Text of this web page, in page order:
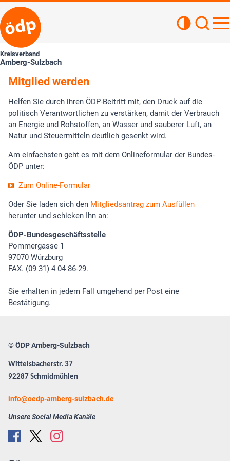
Kreisverband
Amberg-Sulzbach
Mitglied werden
Helfen Sie durch ihren ÖDP-Beitritt mit, den Druck auf die
politisch Verantwortlichen zu verstärken, damit der Verbrauch
an Energie und Rohstoffen, an Wasser und sauberer Luft, an
Natur und Steuermitteln deutlich gesenkt wird.
Am einfachsten geht es mit dem Onlineformular der Bundes-
ÖDP unter:
Zum Online-Formular
Oder Sie laden sich den Mitgliedsantrag zum Ausfüllen
herunter und schicken Ihn an:
ÖDP-Bundesgeschäftsstelle
Pommergasse 1
97070 Würzburg
FAX. (09 31) 4 04 86-29.
Sie erhalten in jedem Fall umgehend per Post eine
Bestätigung.
© ÖDP Amberg-Sulzbach
Wittelsbacherstr. 37
92287 Schmidmühlen
info oedp-amberg-sulzbach.de
Unsere Social Media Kanäle